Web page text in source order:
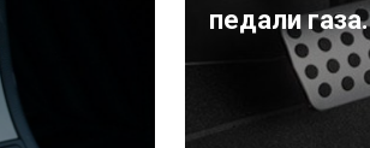
педали газа.